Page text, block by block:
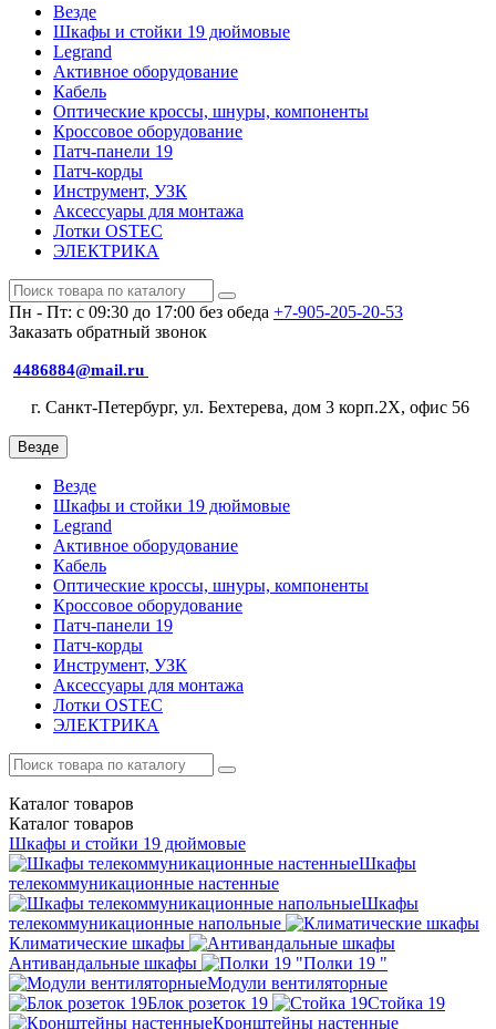
Везде
Шкафы и стойки 19 дюймовые
Legrand
Активное оборудование
Кабель
Оптические кроссы, шнуры, компоненты
Кроссовое оборудование
Патч-панели 19
Патч-корды
Инструмент, УЗК
Аксессуары для монтажа
Лотки OSTEC
ЭЛЕКТРИКА
Пн - Пт: с 09:30 до 17:00 без обеда +7-905-205-20-53
Заказать обратный звонок
4486884@mail.ru
г. Санкт-Петербург, ул. Бехтерева, дом 3 корп.2X, офис 56
Везде
Везде
Шкафы и стойки 19 дюймовые
Legrand
Активное оборудование
Кабель
Оптические кроссы, шнуры, компоненты
Кроссовое оборудование
Патч-панели 19
Патч-корды
Инструмент, УЗК
Аксессуары для монтажа
Лотки OSTEC
ЭЛЕКТРИКА
Каталог товаров
Каталог товаров
Шкафы и стойки 19 дюймовые
Шкафы
телекоммуникационные настенные
Шкафы
телекоммуникационные напольные
Климатические шкафы
Антивандальные шкафы
Полки 19 "
Модули вентиляторные
Блок розеток 19
Стойка 19
Кронштейны настенные